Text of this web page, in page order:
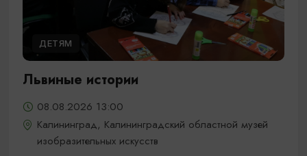
ДЕТЯМ
Львиные истории
08.08.2026 13:00
Калининград, Калининградский областной музей
изобразительных искусств